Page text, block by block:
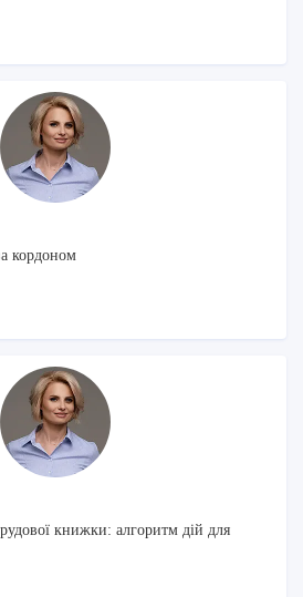
кордоном
книжки: алгоритм дій для